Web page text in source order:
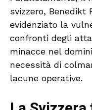
svizzero, Benedikt
evidenziato la
confronti degli
minacce nel
necessità di
lacune operative.